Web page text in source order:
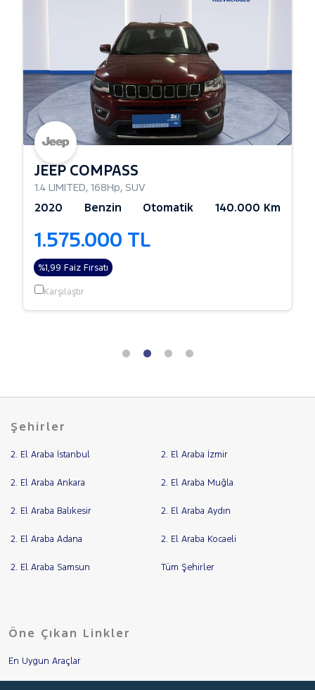
JEEP COMPASS
1.4 LIMITED, 168Hp, SUV
2020 Benzin Otomatik 140.000 Km
1.575.000 TL
%1,99 Faiz Fırsatı
Karşılaştır
Şehirler
2. El Araba İstanbul 2. El Araba İzmir
2. El Araba Ankara 2. El Araba Muğla
2. El Araba Balıkesir 2. El Araba Aydın
2. El Araba Adana 2. El Araba Kocaeli
2. El Araba Samsun Tüm Şehirler
Öne Çıkan Linkler
En Uygun Araçlar